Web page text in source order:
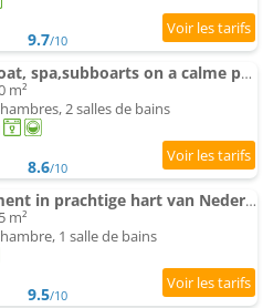
9.7/10
Cabana incl boat, spa,subboarts on a calme park avec private parking
m²
2 salles de bains
8.6/10
Top Appartement in prachtige hart van Nederland Kortenhoef
m²
1 salle de bains
9.5/10